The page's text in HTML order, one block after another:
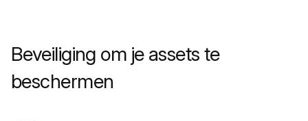
Beveiliging om je assets te
beschermen